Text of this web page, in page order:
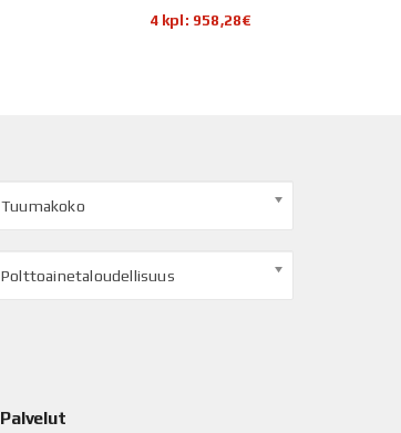
4 kpl: 958,28€
Tuumakoko
Polttoainetaloudellisuus
Palvelut